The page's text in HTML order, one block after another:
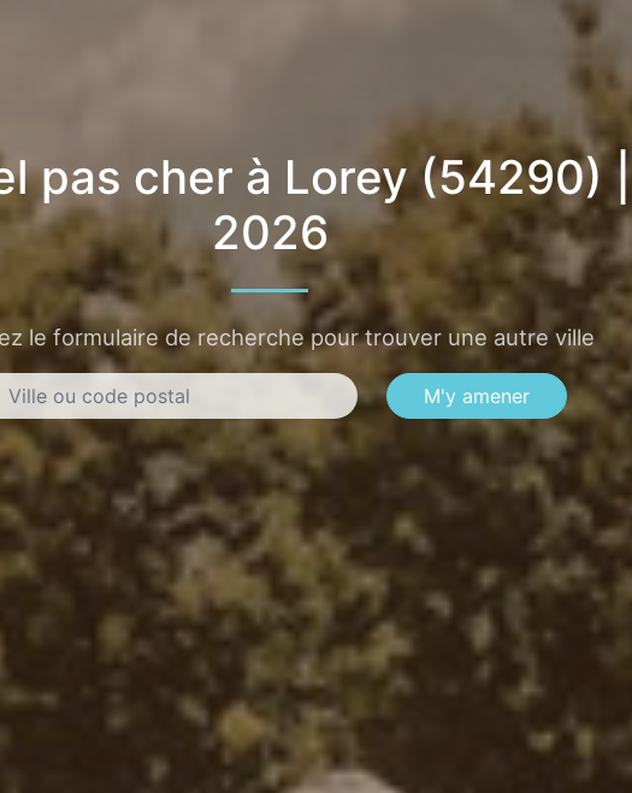
pas cher à Lorey (54290) |
2026
le formulaire de recherche pour trouver une autre ville
M'y amener